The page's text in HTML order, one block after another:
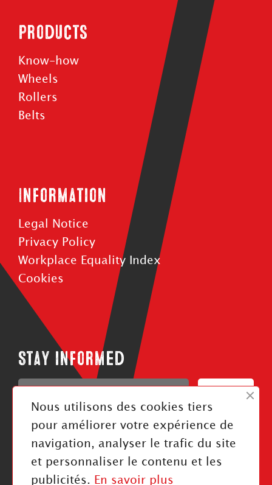
Products
Know-how
Wheels
Rollers
Belts
Information
Legal Notice
Privacy Policy
Workplace Equality Index
Cookies
Stay informed
J'ai pris connaissance de la politique de confidentialité
Follow us
Nous utilisons des cookies tiers
pour améliorer votre expérience de
navigation, analyser le trafic du site
et personnaliser le contenu et les
publicités. En savoir plus